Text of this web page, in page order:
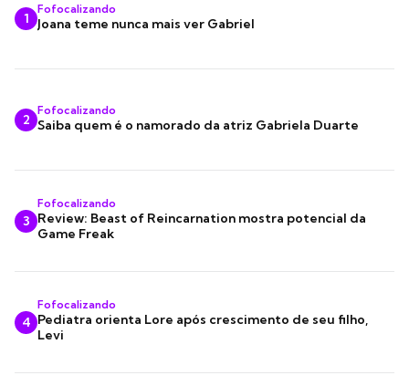
1
Fofocalizando
Joana teme nunca mais ver Gabriel
2
Fofocalizando
Saiba quem é o namorado da atriz Gabriela Duarte
3
Fofocalizando
Review: Beast of Reincarnation mostra potencial da
Game Freak
4
Fofocalizando
Pediatra orienta Lore após crescimento de seu filho,
Levi